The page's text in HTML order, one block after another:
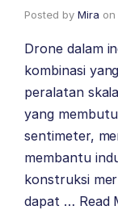
Posted by Mira on
Drone dalam
kombinasi
peralatan
yang
sentimeter,
membantu
konstruksi
dapat … Read